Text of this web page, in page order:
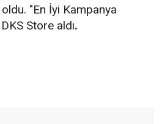
"En İyi Kampanya
Store aldı.